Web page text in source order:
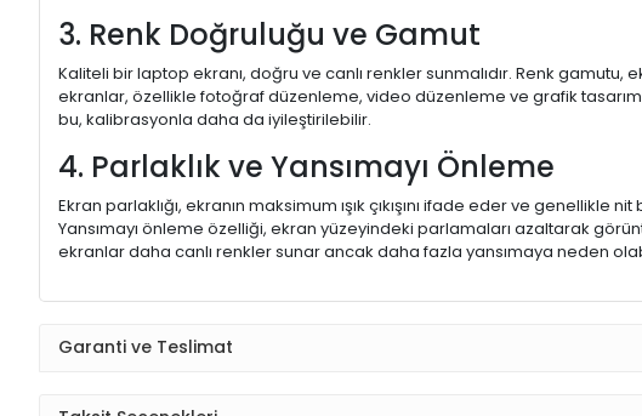
3. Renk Doğruluğu ve Gamut
Kaliteli bir laptop ekranı, doğru ve canlı renkler sunmalıdır. Renk gamutu,
ekranlar, özellikle fotoğraf düzenleme, video düzenleme ve grafik
bu, kalibrasyonla daha da iyileştirilebilir.
4. Parlaklık ve Yansımayı Önleme
Ekran parlaklığı, ekranın maksimum ışık çıkışını ifade eder ve
Yansımayı önleme özelliği, ekran yüzeyindeki parlamaları azaltarak
ekranlar daha canlı renkler sunar ancak daha fazla yansımaya neden
Garanti ve Teslimat